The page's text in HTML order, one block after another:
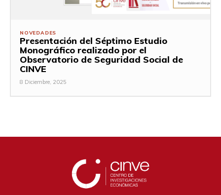
NOVEDADES
Presentación del Séptimo Estudio
Monográfico realizado por el
Observatorio de Seguridad Social de
CINVE
8 Diciembre, 2025